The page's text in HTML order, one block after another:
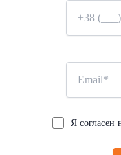
Я согласен